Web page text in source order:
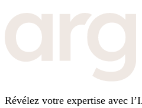
Révélez votre expertise avec